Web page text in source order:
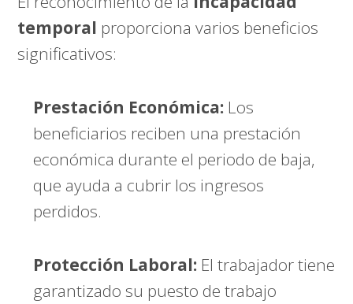
temporal proporciona varios beneficios
significativos:
Prestación Económica: Los
beneficiarios reciben una prestación
económica durante el periodo de baja,
que ayuda a cubrir los ingresos
perdidos.
Protección Laboral: El trabajador tiene
garantizado su puesto de trabajo